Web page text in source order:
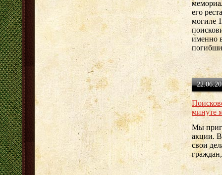
его
могиле
именно
минуте
Мы
акции.
свои